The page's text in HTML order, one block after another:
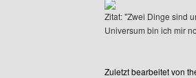
Zitat: "Zwei Dinge sind
Universum bin ich mir
Zuletzt bearbeitet von